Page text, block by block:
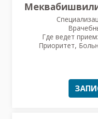
Где ведет
Приоритет,